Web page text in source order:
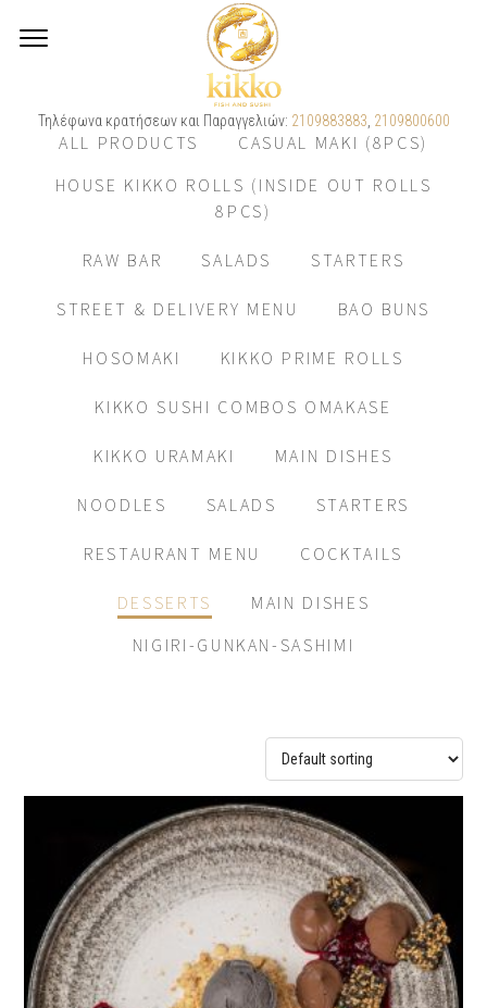
Τηλέφωνα κρατήσεων και Παραγγελιών: 2109883883 2109800600
ALL PRODUCTS
CASUAL MAKI (8PCS)
HOUSE KIKKO ROLLS (INSIDE OUT ROLLS
8PCS)
RAW BAR SALADS STARTERS
STREET & DELIVERY MENU BAO BUNS
HOSOMAKI KIKKO PRIME ROLLS
KIKKO SUSHI COMBOS OMAKASE
KIKKO URAMAKI MAIN DISHES
NOODLES SALADS STARTERS
RESTAURANT MENU COCKTAILS
DESSERTS
MAIN DISHES
NIGIRI-GUNKAN-SASHIMI